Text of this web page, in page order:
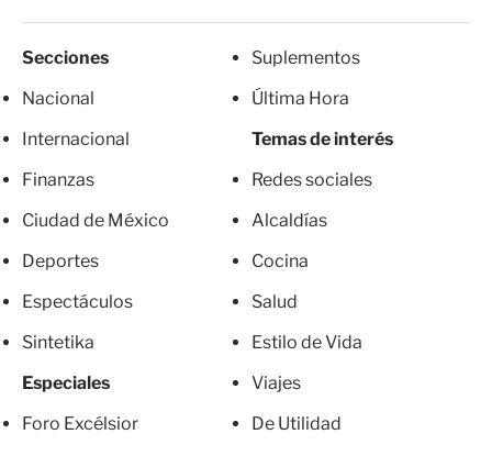
Secciones
Nacional
Internacional
Finanzas
Ciudad de México
Deportes
Espectáculos
Sintetika
Especiales
Foro Excélsior
Suplementos
Última Hora
Temas de interés
Redes sociales
Alcaldías
Cocina
Salud
Estilo de Vida
Viajes
De Utilidad